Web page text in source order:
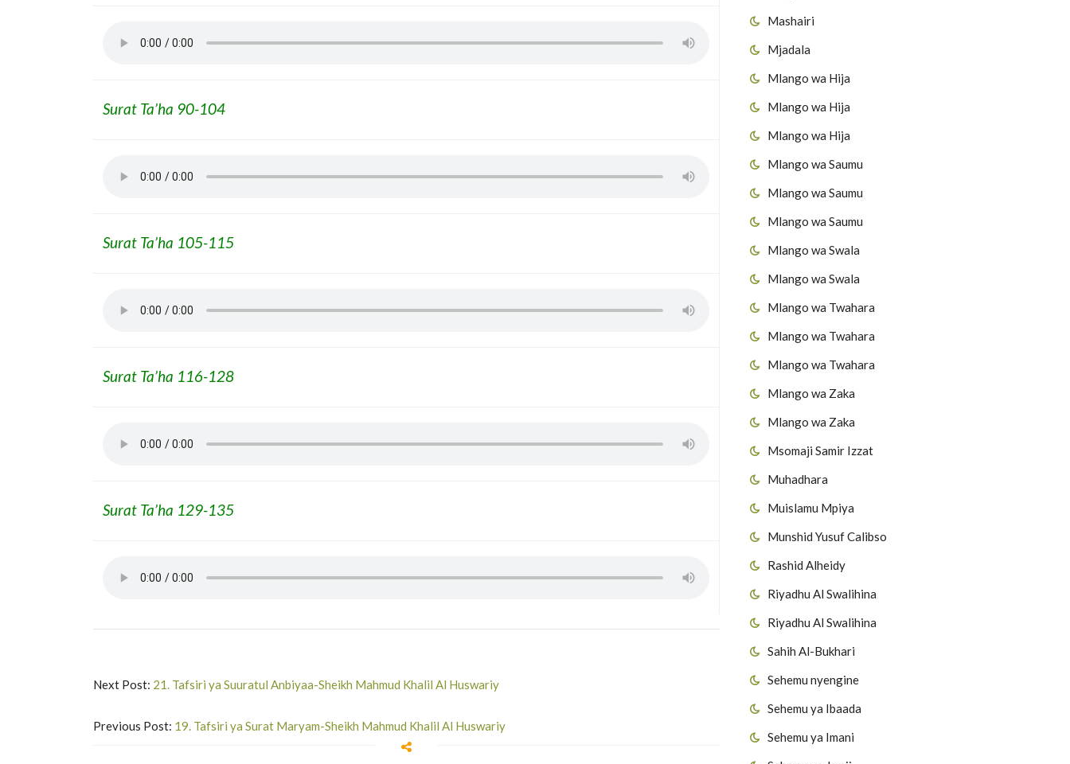
Mashairi
Mjadala
Mlango wa Hija
Mlango wa Hija
Mlango wa Hija
Mlango wa Saumu
Mlango wa Saumu
Mlango wa Saumu
Mlango wa Swala
Mlango wa Swala
Mlango wa Twahara
Mlango wa Twahara
Mlango wa Twahara
Mlango wa Zaka
Mlango wa Zaka
Msomaji Samir Izzat
Muhadhara
Muislamu Mpiya
Munshid Yusuf Calibso
Rashid Alheidy
Riyadhu Al Swalihina
Riyadhu Al Swalihina
Sahih Al-Bukhari
Sehemu nyengine
Sehemu ya Ibaada
Sehemu ya Imani
Surat Ta’ha 90-104
Surat Ta’ha 105-115
Surat Ta’ha 116-128
Surat Ta’ha 129-135
Next Post: 21. Tafsiri ya Suuratul Anbiyaa-Sheikh Mahmud Khalil Al Huswariy
Previous Post: 19. Tafsiri ya Surat Maryam-Sheikh Mahmud Khalil Al Huswariy